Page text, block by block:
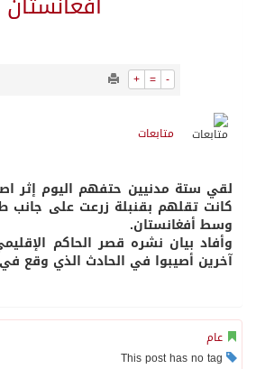
+ = -
متابعات
لقي ستة مدنيين حتفهم اليوم إثر
كانت تقلهم بقنبلة زرعت على جانب
وسط أفغانستان.
وأفاد بيان نشره قصر الحاكم
آخرين أصيبوا في الحادث الذي وقع
عام